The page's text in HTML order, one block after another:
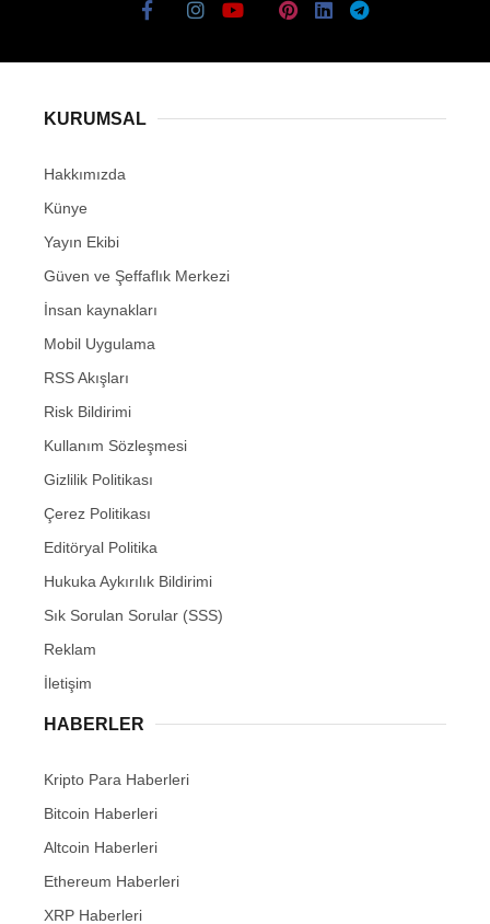
KURUMSAL
Hakkımızda
Künye
Yayın Ekibi
Güven ve Şeffaflık Merkezi
İnsan kaynakları
Mobil Uygulama
RSS Akışları
Risk Bildirimi
Kullanım Sözleşmesi
Gizlilik Politikası
Çerez Politikası
Editöryal Politika
Hukuka Aykırılık Bildirimi
Sık Sorulan Sorular (SSS)
Reklam
İletişim
HABERLER
Kripto Para Haberleri
Bitcoin Haberleri
Altcoin Haberleri
Ethereum Haberleri
XRP Haberleri